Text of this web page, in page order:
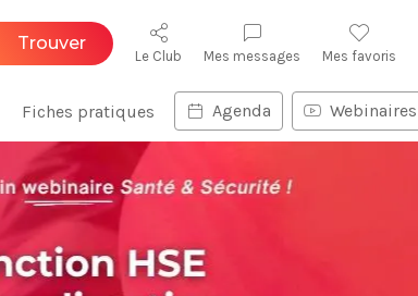
Trouver
Le Club Mes messages Mes favoris
Fiches pratiques Agenda Webinaires